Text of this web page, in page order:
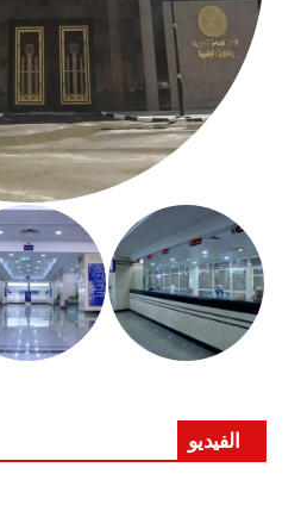
الفيديو